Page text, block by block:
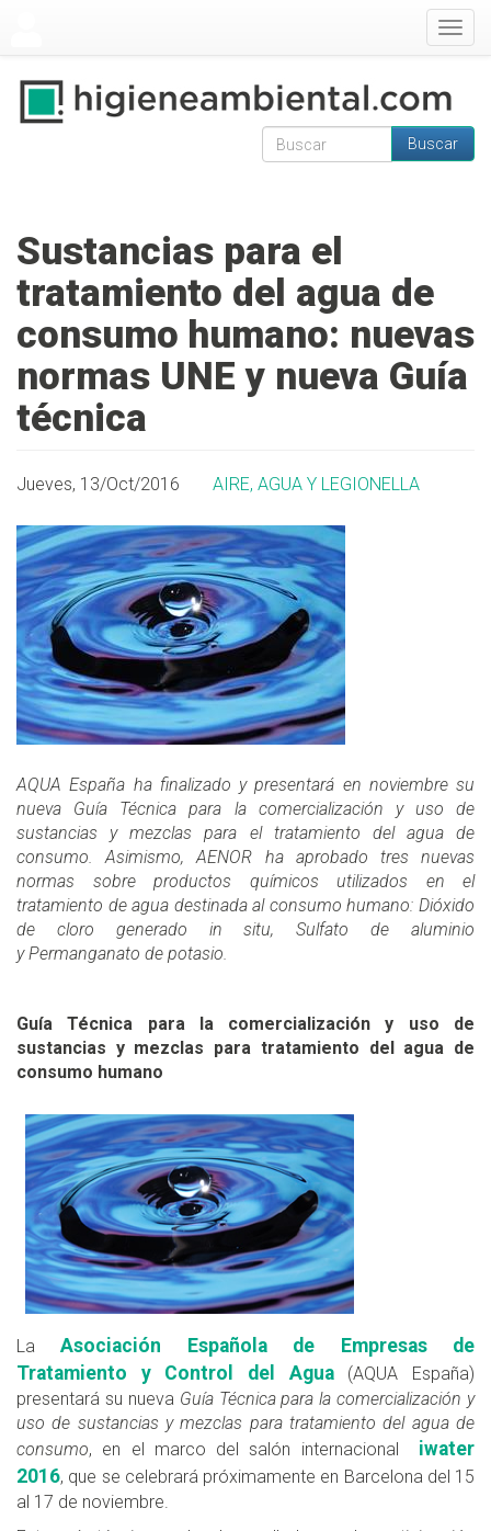
Formulario de
Buscar
Sustancias para el
tratamiento del agua de
consumo humano: nuevas
normas UNE y nueva Guía
técnica
Jueves, 13/Oct/2016 AIRE, AGUA Y LEGIONELLA
AQUA España ha finalizado y presentará en noviembre su
nueva Guía Técnica para la comercialización y uso de
sustancias y mezclas para el tratamiento del agua de
consumo. Asimismo, AENOR ha aprobado tres nuevas
normas sobre productos químicos utilizados en el
tratamiento de agua destinada al consumo humano: Dióxido
de cloro generado in situ, Sulfato de aluminio
y Permanganato de potasio.
Guía Técnica para la comercialización y uso de
sustancias y mezclas para tratamiento del agua de
consumo humano
LaAsociación Española de Empresas de
Tratamiento y Control del Agua(AQUA España)
presentará su nueva Guía Técnica para la comercialización y
uso de sustancias y mezclas para tratamiento del agua de
consumo, en el marco del salón internacional
iwater
2016, que se celebrará próximamente en Barcelona del 15
al 17 de noviembre.